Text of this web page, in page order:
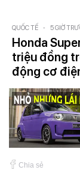
QUỐC TẾ - 5 GIỜ
Honda
triệu đồng
động cơ
Chia sẻ